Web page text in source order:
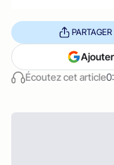
Écoutez cet article
PARTAGER